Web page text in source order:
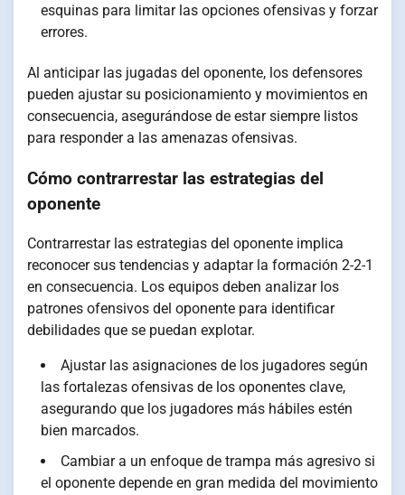
esquinas para limitar las opciones ofensivas y forzar
errores.
Al anticipar las jugadas del oponente, los defensores
pueden ajustar su posicionamiento y movimientos en
consecuencia, asegurándose de estar siempre listos
para responder a las amenazas ofensivas.
Cómo contrarrestar las estrategias del
oponente
Contrarrestar las estrategias del oponente implica
reconocer sus tendencias y adaptar la formación 2-2-1
en consecuencia. Los equipos deben analizar los
patrones ofensivos del oponente para identificar
debilidades que se puedan explotar.
Ajustar las asignaciones de los jugadores según
las fortalezas ofensivas de los oponentes clave,
asegurando que los jugadores más hábiles estén
bien marcados.
Cambiar a un enfoque de trampa más agresivo si
el oponente depende en gran medida del movimiento